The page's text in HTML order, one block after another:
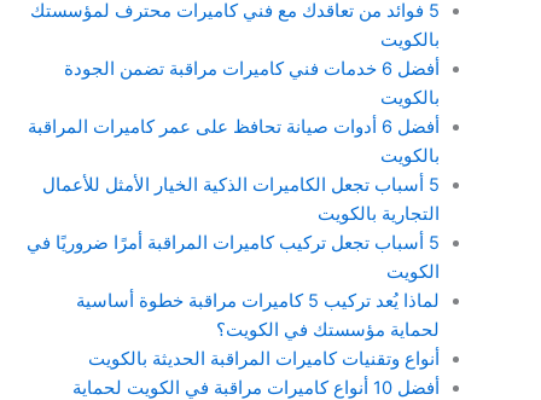
5 فوائد من تعاقدك مع فني كاميرات محترف لمؤسستك
بالكويت
أفضل 6 خدمات فني كاميرات مراقبة تضمن الجودة
بالكويت
أفضل 6 أدوات صيانة تحافظ على عمر كاميرات المراقبة
بالكويت
5 أسباب تجعل الكاميرات الذكية الخيار الأمثل للأعمال
التجارية بالكويت
5 أسباب تجعل تركيب كاميرات المراقبة أمرًا ضروريًا في
الكويت
لماذا يُعد تركيب 5 كاميرات مراقبة خطوة أساسية
لحماية مؤسستك في الكويت؟
أنواع وتقنيات كاميرات المراقبة الحديثة بالكويت
أفضل 10 أنواع كاميرات مراقبة في الكويت لحماية